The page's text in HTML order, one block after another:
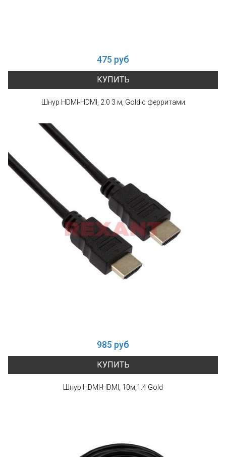
475 руб
КУПИТЬ
Шнур HDMI-HDMI, 2.0 3 м, Gold с ферритами
985 руб
КУПИТЬ
Шнур HDMI-HDMI, 10м,1.4 Gold